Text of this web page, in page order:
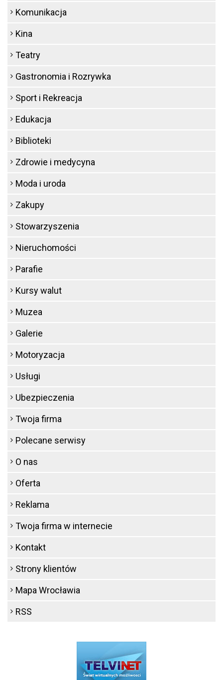
Komunikacja
Kina
Teatry
Gastronomia i Rozrywka
Sport i Rekreacja
Edukacja
Biblioteki
Zdrowie i medycyna
Moda i uroda
Zakupy
Stowarzyszenia
Nieruchomości
Parafie
Kursy walut
Muzea
Galerie
Motoryzacja
Usługi
Ubezpieczenia
Twoja firma
Polecane serwisy
O nas
Oferta
Reklama
Twoja firma w internecie
Kontakt
Strony klientów
Mapa Wrocławia
RSS